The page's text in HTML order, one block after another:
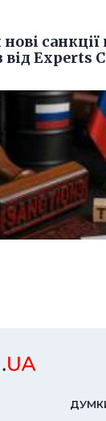
санкції
від Experts